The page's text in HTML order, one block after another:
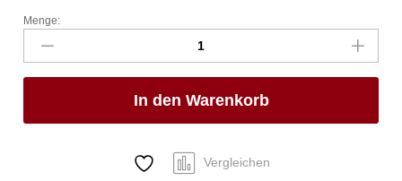
Drahtkorb
Deco,
oval,
HENDI,
Anzahl
Menge:
In den Warenkorb
Vergleichen